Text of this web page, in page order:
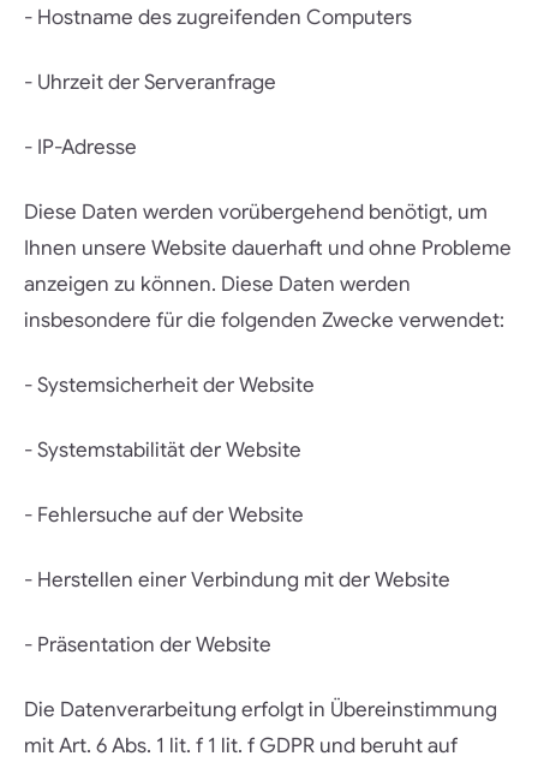
- Hostname des zugreifenden Computers
- Uhrzeit der Serveranfrage
- IP-Adresse
Diese Daten werden vorübergehend benötigt, um
Ihnen unsere Website dauerhaft und ohne Probleme
anzeigen zu können. Diese Daten werden
insbesondere für die folgenden Zwecke verwendet:
- Systemsicherheit der Website
- Systemstabilität der Website
- Fehlersuche auf der Website
- Herstellen einer Verbindung mit der Website
- Präsentation der Website
Die Datenverarbeitung erfolgt in Übereinstimmung
mit Art. 6 Abs. 1 lit. f 1 lit. f GDPR und beruht auf